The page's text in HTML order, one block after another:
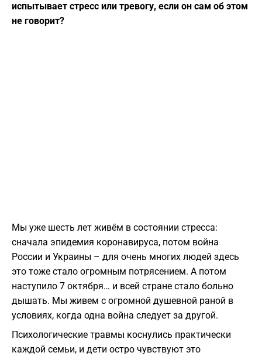
испытывает стресс или тревогу, если он сам об этом
не говорит?
Мы уже шесть лет живём в состоянии стресса:
сначала эпидемия коронавируса, потом война
России и Украины – для очень многих людей здесь
это тоже стало огромным потрясением. А потом
наступило 7 октября… и всей стране стало больно
дышать. Мы живем с огромной душевной раной в
условиях, когда одна война следует за другой.
Психологические травмы коснулись практически
каждой семьи, и дети остро чувствуют это